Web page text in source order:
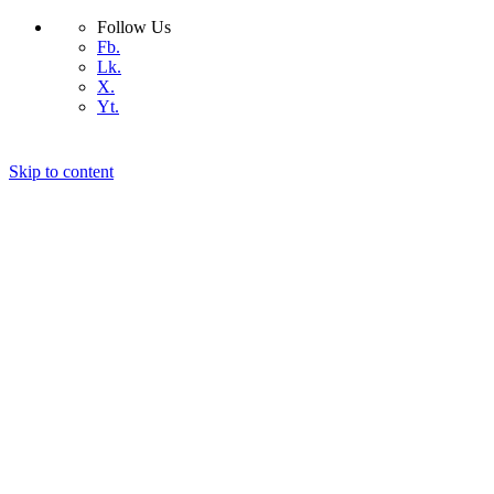
Follow Us
Fb.
Lk.
X.
Yt.
Skip to content